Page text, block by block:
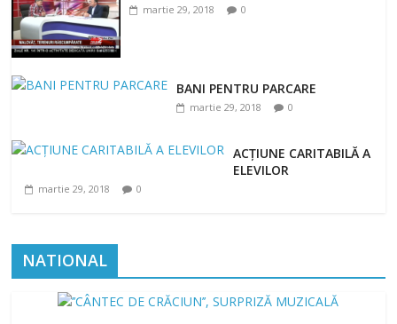
martie 29, 2018 0
BANI PENTRU PARCARE
martie 29, 2018 0
ACȚIUNE CARITABILĂ A
ELEVILOR
martie 29, 2018 0
NATIONAL